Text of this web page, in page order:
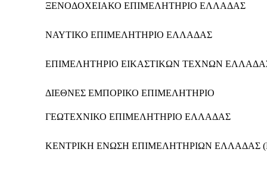
ΞΕΝΟΔΟΧΕΙΑΚΟ ΕΠΙΜΕΛΗΤΗΡΙΟ ΕΛΛΑΔΑΣ
ΝΑΥΤΙΚΟ ΕΠΙΜΕΛΗΤΗΡΙΟ ΕΛΛΑΔΑΣ
ΕΠΙΜΕΛΗΤΗΡΙΟ ΕΙΚΑΣΤΙΚΩΝ ΤΕΧΝΩΝ
ΔΙΕΘΝΕΣ ΕΜΠΟΡΙΚΟ ΕΠΙΜΕΛΗΤΗΡΙΟ
ΓΕΩΤΕΧΝΙΚΟ ΕΠΙΜΕΛΗΤΗΡΙΟ ΕΛΛΑΔΑΣ
ΚΕΝΤΡΙΚΗ ΕΝΩΣΗ ΕΠΙΜΕΛΗΤΗΡΙΩΝ ΕΛΛΑΔΑΣ